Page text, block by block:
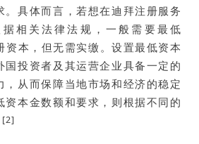
。具体而言，若想在迪拜注册服务
相关法律法规，一般需要最低
本，但无需实缴。设置最低资本
国投资者及其运营企业具备一定的
，从而保障当地市场和经济的稳定
资本金数额和要求，则根据不同的
[2]